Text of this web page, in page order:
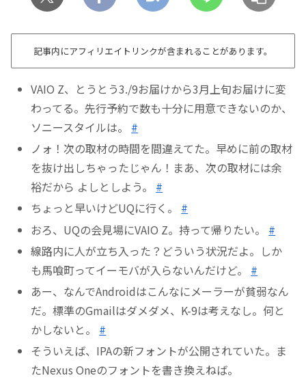
記事内にアフィリエイトリンクが含まれることがあります。
VAIO Z、とうとう3./9お届けから3月上旬お届けに変
わってる。先行予約で数も十分に用意できないのか、
ソニースタイルは。 #
ノォ！次の取材の時間を間違えてた。早めに前の取材
を抜け出しちゃったじゃん！まあ、次の取材には余
裕だから よしとしよう。 #
ちょっと早いけどUQに行く。 #
おろ、UQの会見場にVAIO Z。持って帰りたい。 #
線路内に人が立ち入った？どういう状況だよ。しか
も馬喰町ってイーモバが入らないんだけど。 #
あー、なんでAndroidはこんなにメーラーが貧弱なん
だ。標準のGmailはダメダメ、K-9は考えなし。何と
かしないと。 #
そういえば、IPAの新フォントが公開されていた。ま
たNexus Oneのフォントを書き換えねば。